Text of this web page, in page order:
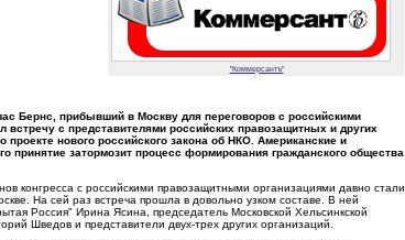
"Коммерсантъ"
Бернс, прибывший в Москву для переговоров с российскими
с представителями российских правозащитных и других
нового российского закона об НКО. Американские и
принятие затормозит процесс формирования гражданского общества
конгресса с российскими правозащитными организациями давно стали
На сей раз встреча прошла в довольно узком составе. В ней
Россия" Ирина Ясина, председатель Московской Хельсинкской
Шведов и представители двух-трех других организаций.